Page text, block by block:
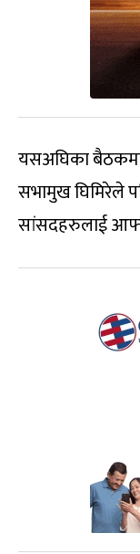
यसअघिका
सभामुख घिमिरेले
सांसदहरुलाई